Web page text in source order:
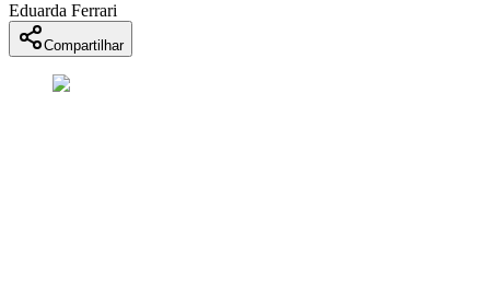
Eduarda Ferrari
Compartilhar